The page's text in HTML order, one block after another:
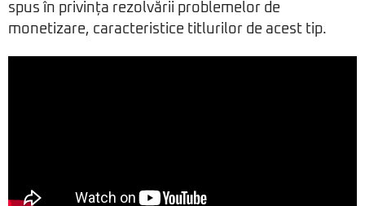
spus în privința rezolvării problemelor de
monetizare, caracteristice titlurilor de acest tip.